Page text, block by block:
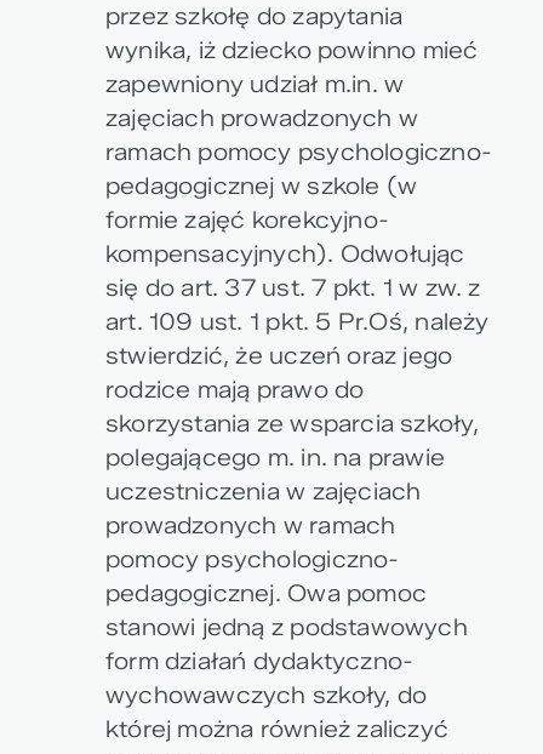
przez szkołę do zapytania
wynika, iż dziecko powinno mieć
zapewniony udział m.in. w
zajęciach prowadzonych w
ramach pomocy psychologiczno-
pedagogicznej w szkole (w
formie zajęć korekcyjno-
kompensacyjnych). Odwołując
się do art. 37 ust. 7 pkt. 1 w zw. z
art. 109 ust. 1 pkt. 5 Pr.Oś, należy
stwierdzić, że uczeń oraz jego
rodzice mają prawo do
skorzystania ze wsparcia szkoły,
polegającego m. in. na prawie
uczestniczenia w zajęciach
prowadzonych w ramach
pomocy psychologiczno-
pedagogicznej. Owa pomoc
stanowi jedną z podstawowych
form działań dydaktyczno-
wychowawczych szkoły, do
której można również zaliczyć